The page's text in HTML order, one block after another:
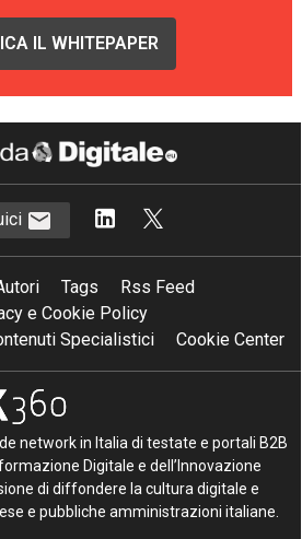
IL WHITEPAPER
Tags
Rss Feed
e Cookie Policy
Specialistici
Cookie Center
network in Italia di testate e portali B2B
Digitale e dell’Innovazione
di diffondere la cultura digitale e
e pubbliche amministrazioni italiane.